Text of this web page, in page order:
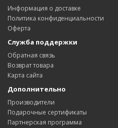
Информация о доставке
Политика конфиденциальности
Оферта
Служба поддержки
Обратная связь
Возврат товара
Карта сайта
Дополнительно
Производители
Подарочные сертификаты
Партнерская программа